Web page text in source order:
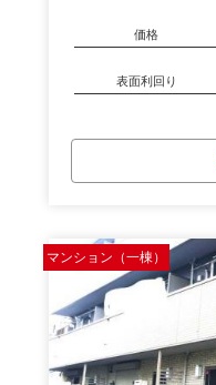
価格
表面利回り
マンション（一棟）